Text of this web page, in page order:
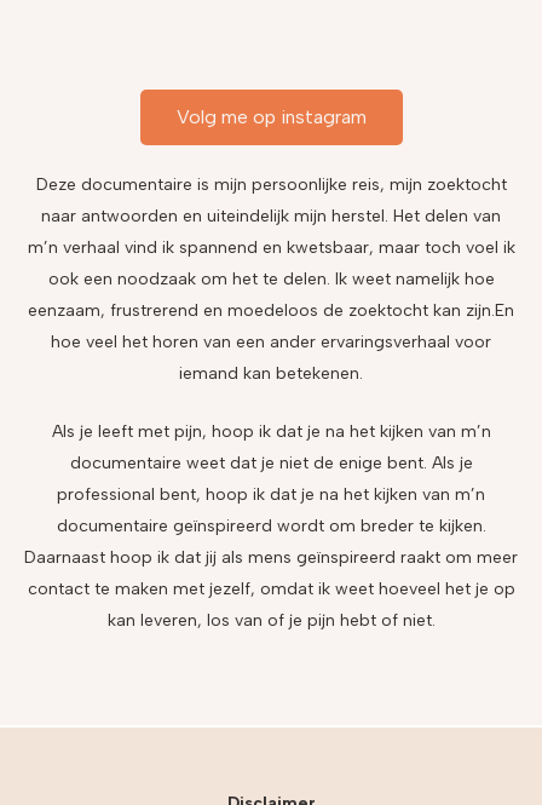
Volg me op instagram
Deze documentaire is mijn persoonlijke reis, mijn zoektocht
naar antwoorden en uiteindelijk mijn herstel. Het delen van
m’n verhaal vind ik spannend en kwetsbaar, maar toch voel ik
ook een noodzaak om het te delen. Ik weet namelijk hoe
eenzaam, frustrerend en moedeloos de zoektocht kan zijn.En
hoe veel het horen van een ander ervaringsverhaal voor
iemand kan betekenen.
Als je leeft met pijn, hoop ik dat je na het kijken van m’n
documentaire weet dat je niet de enige bent. Als je
professional bent, hoop ik dat je na het kijken van m’n
documentaire geïnspireerd wordt om breder te kijken.
Daarnaast hoop ik dat jij als mens geïnspireerd raakt om meer
contact te maken met jezelf, omdat ik weet hoeveel het je op
kan leveren, los van of je pijn hebt of niet.